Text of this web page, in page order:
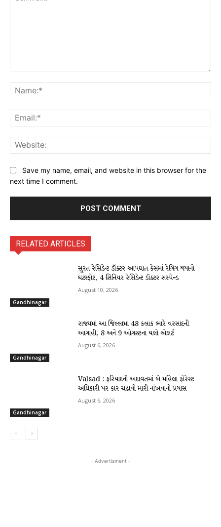
Save my name, email, and website in this browser for the
next time I comment.
RELATED ARTICLES
Gandhinagar
સુરત રેસિડેન્ટ ડૉક્ટર આપઘાત કેસમાં રેગિંગ થયાનો
ઘટસ્ફોટ, 4 સિનિયર રેસિડેન્ટ ડૉક્ટર સસ્પેન્ડ
August 10, 2026
Gandhinagar
રાજ્યમાં આ જિલ્લામાં 48 કલાક ભારે વરસાદની
આગાહી, 8 અને 9 ઓગસ્ટના યલો એલર્ટ
August 6, 2026
Gandhinagar
Valsad : ફરિયાદની અદાવતમાં બે મહિલા ફોરેસ્ટ
અધિકારી પર કાર ચઢાવી મારી નાંખવાનો પ્રયાસ
August 6, 2026
- Advertisment -